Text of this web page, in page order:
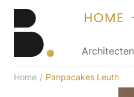
Architecten
Home / Panpacakes Leuth